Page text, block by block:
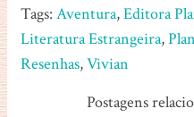
Tags: Aventura,Editora
Literatura Estrangeira,
Resenhas,Vivian
Postagens